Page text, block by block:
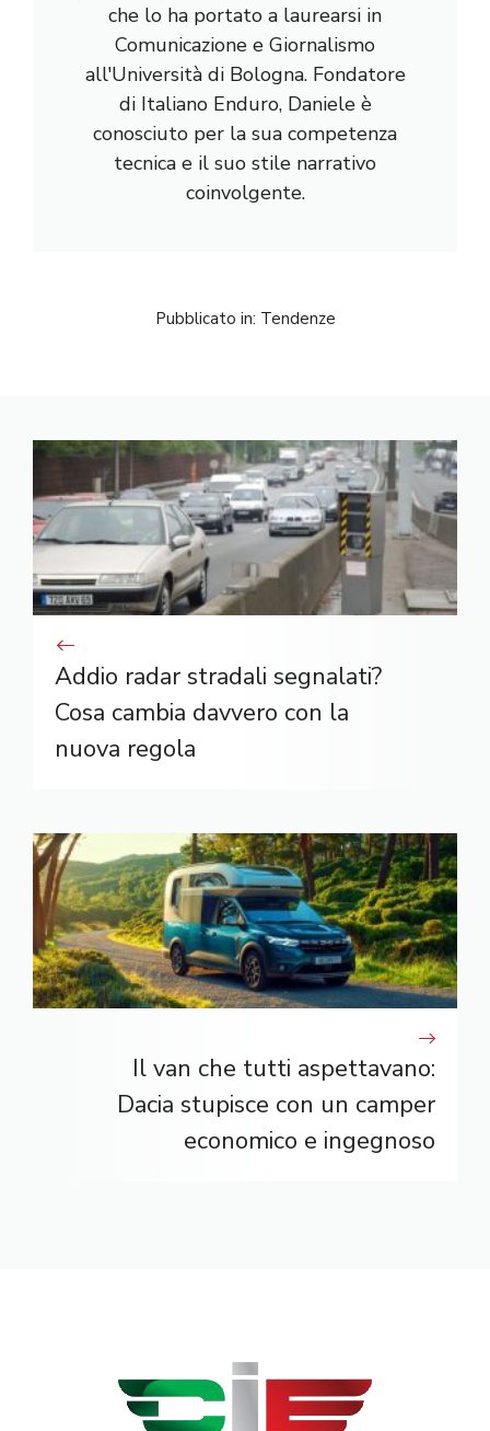
che lo ha portato a laurearsi in
Comunicazione e Giornalismo
all'Università di Bologna. Fondatore
di Italiano Enduro, Daniele è
conosciuto per la sua competenza
tecnica e il suo stile narrativo
coinvolgente.
Pubblicato in: Tendenze
Addio radar stradali segnalati?
Cosa cambia davvero con la
nuova regola
Il van che tutti aspettavano:
Dacia stupisce con un camper
economico e ingegnoso